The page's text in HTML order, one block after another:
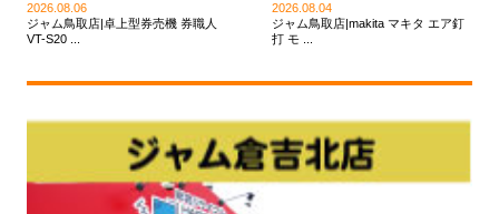
2026.08.06
ジャム鳥取店|卓上型券売機 券職人
VT-S20 ...
2026.08.04
ジャム鳥取店|makita マキタ エア釘
打 モ ...